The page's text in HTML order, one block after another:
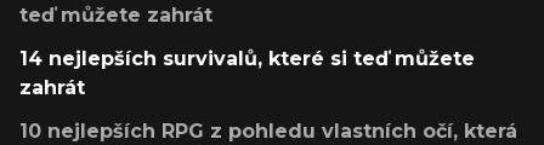
teď můžete zahrát
14 nejlepších survivalů, které si teď můžete
zahrát
10 nejlepších RPG z pohledu vlastních očí, která